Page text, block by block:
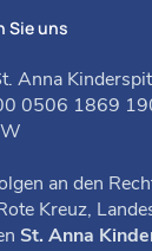
Sie uns
Anna
0506 1869
an den
Kreuz,
St. Anna